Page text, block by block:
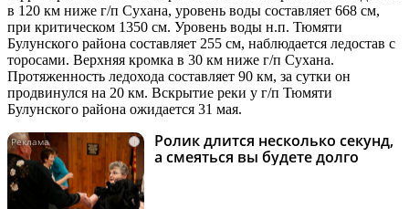
в 120 км ниже г/п Сухана, уровень воды составляет 668 см,
при критическом 1350 см. Уровень воды н.п. Тюмяти
Булунского района составляет 255 см, наблюдается ледостав с
торосами. Верхняя кромка в 30 км ниже г/п Сухана.
Протяженность ледохода составляет 90 км, за сутки он
продвинулся на 20 км. Вскрытие реки у г/п Тюмяти
Булунского района ожидается 31 мая.
i
Ролик длится несколько секунд,
а смеяться вы будете долго